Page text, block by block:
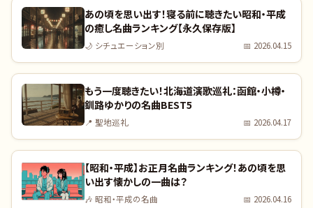
あの頃を思い出す！寝る前に聴きたい昭和・平成
の癒し名曲ランキング【永久保存版】
🌙 シチュエーション別 📅 2026.04.15
もう一度聴きたい！北海道演歌巡礼：函館・小樽・
釧路ゆかりの名曲BEST5
📍 聖地巡礼 📅 2026.04.17
【昭和・平成】お正月名曲ランキング！あの頃を思
い出す懐かしの一曲は？
🎶 昭和・平成の名曲 📅 2026.04.16